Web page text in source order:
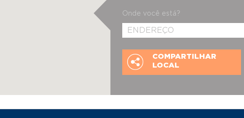
Onde você está?
COMPARTILHAR
LOCAL